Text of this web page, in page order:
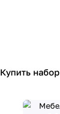
Купить набор